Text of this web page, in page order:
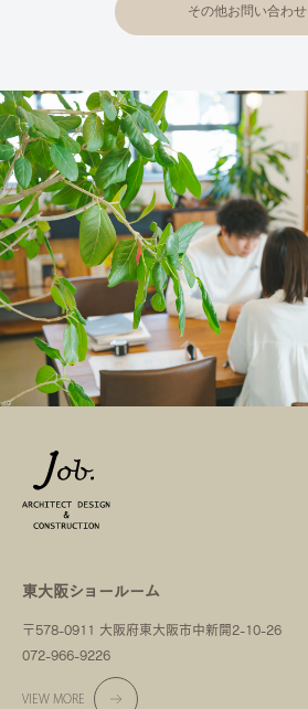
その他お問い合わせ
東大阪ショールーム
〒578-0911 大阪府東大阪市中新開2-10-26
072-966-9226
VIEW MORE